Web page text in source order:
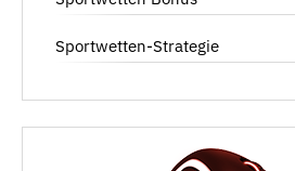
Sportwetten-Strategie